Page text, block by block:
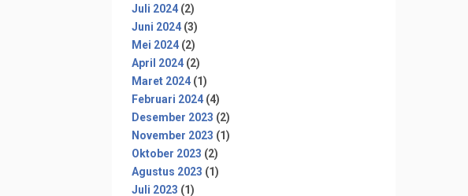
Juli 2024 (2)
Juni 2024 (3)
Mei 2024 (2)
April 2024 (2)
Maret 2024 (1)
Februari 2024 (4)
Desember 2023 (2)
November 2023 (1)
Oktober 2023 (2)
Agustus 2023 (1)
Juli 2023 (1)